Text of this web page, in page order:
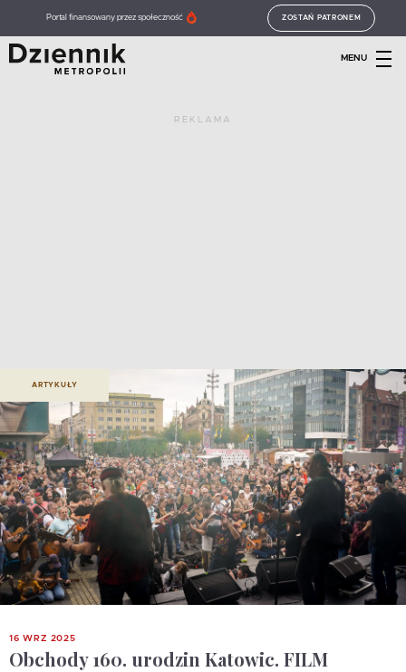
Portal finansowany przez społeczność ZOSTAŃ PATRONEM
MENU
REKLAMA
ARTYKUŁY
16 WRZ 2025
Obchody 160. urodzin Katowic. FILM